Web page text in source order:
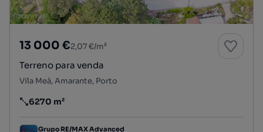
13 000 €2,07 €/m²
Terreno para venda
Vila Meã, Amarante, Porto
Preço por metro quadrado
6270 m²
Grupo RE/MAX Advanced